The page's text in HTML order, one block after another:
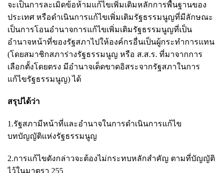
จะเป็นการละเมิดข้อห้ามแก้ไขเพิ่มเติมหลักการพื้นฐานของ
ประเทศ หรือดำเนินการแก้ไขเพิ่มเติมรัฐธรรมนูญที่มีลักษณะ
เป็นการโอนอำนาจการแก้ไขเพิ่มเติมรัฐธรรมนูญที่เป็น
อำนาจหน้าที่ของรัฐสภาไปให้องค์กรอื่นเป็นผู้กระทำการแทน
(โดยสมาชิกสภาร่างรัฐธรรมนูญ หรือ ส.ส.ร. ที่มาจากการ
เลือกตั้งโดยตรง มีอำนาจเด็ดขาดอิสระจากรัฐสภาในการ
แก้ไขรัฐธรรมนูญ) ได้
สรุปได้ว่า
1.รัฐสภามีหน้าที่และอำนาจในการดำเนินการแก้ไข
บทบัญญัติแห่งรัฐธรรมนูญ
2.การแก้ไขดังกล่าวจะต้องไม่กระทบหลักสำคัญ ตามที่บัญญัติ
ไว้ในมาตรา 255